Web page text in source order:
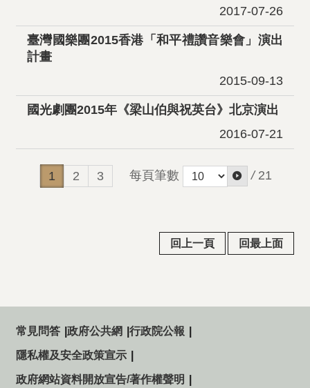
2017-07-26
臺灣國樂團2015香港「和平禮讚音樂會」演出
計畫
2015-09-13
國光劇團2015年《梁山伯與祝英台》北京演出
2016-07-21
1 2 3 每頁筆數 / 21
回上一頁 回最上面
常見問答 政府公共網 行政院公報
隱私權及安全政策宣示
政府網站資料開放宣告/著作權聲明